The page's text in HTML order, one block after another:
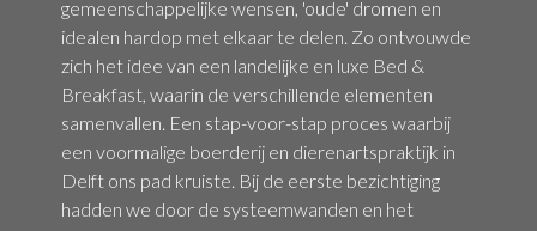
gemeenschappelijke wensen, 'oude' dromen en
idealen hardop met elkaar te delen. Zo ontvouwde
zich het idee van een landelijke en luxe Bed &
Breakfast, waarin de verschillende elementen
samenvallen. Een stap-voor-stap proces waarbij
een voormalige boerderij en dierenartspraktijk in
Delft ons pad kruiste. Bij de eerste bezichtiging
hadden we door de systeemwanden en het